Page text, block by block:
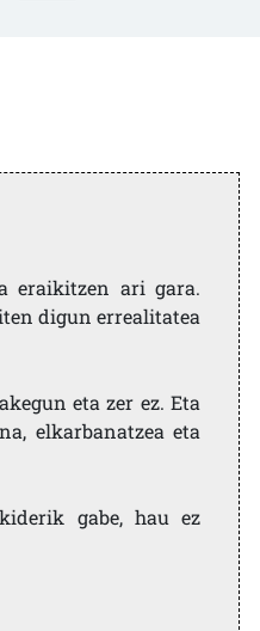
eraikitzen ari gara.
digun errealitatea
eta zer ez. Eta
elkarbanatzea eta
gabe, hau ez